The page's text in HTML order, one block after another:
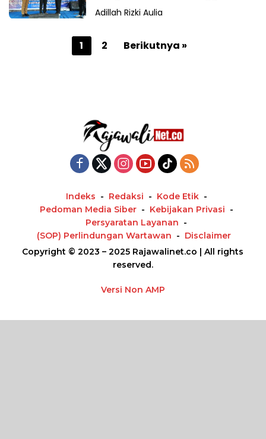
Adillah Rizki Aulia
1 2 Berikutnya »
Indeks Redaksi
Kode Etik
Pedoman Media Siber
Kebijakan Privasi
Persyaratan Layanan
(SOP) Perlindungan Wartawan
Disclaimer
Copyright © 2023 – 2025 Rajawalinet.co | All rights
reserved.
Versi Non AMP